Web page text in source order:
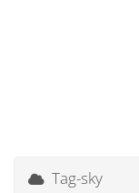
Tag-sky